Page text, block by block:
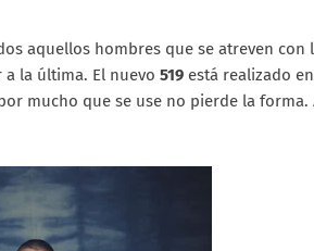
aquellos hombres que se atreven con
la última. El nuevo 519 está realizado
mucho que se use no pierde la forma.